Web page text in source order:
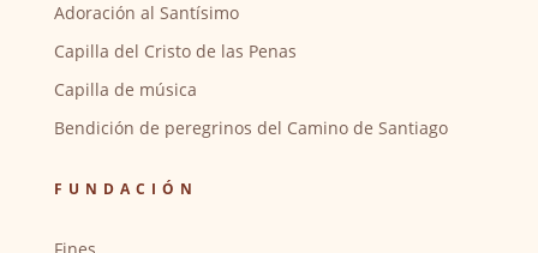
Adoración al Santísimo
Capilla del Cristo de las Penas
Capilla de música
Bendición de peregrinos del Camino de Santiago
FUNDACIÓN